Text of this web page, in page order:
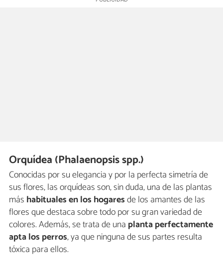
Orquídea (Phalaenopsis spp.)
Conocidas por su elegancia y por la perfecta simetría de
sus flores, las orquídeas son, sin duda, una de las plantas
más habituales en los hogaresde los amantes de las
flores que destaca sobre todo por su gran variedad de
colores.Además, se trata de una planta perfectamente
apta los perros, ya que ninguna de sus partes resulta
tóxica para ellos.